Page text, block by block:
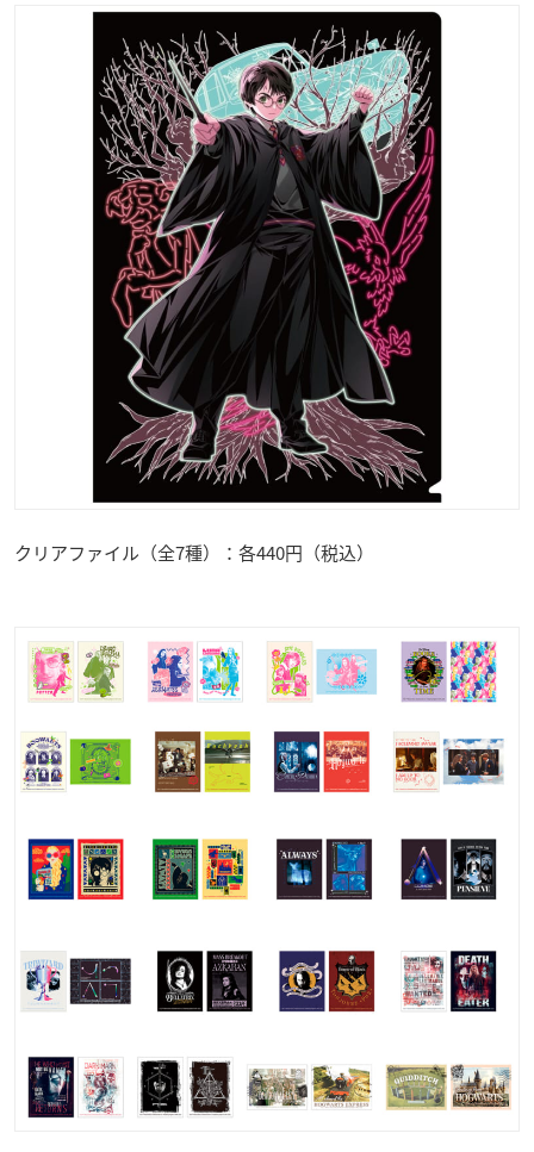
クリアファイル（全7種）：各440円（税込）